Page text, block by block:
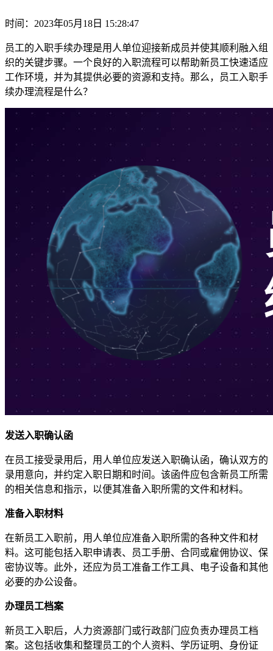
时间：2023年05月18日 15:28:47
员工的入职手续办理是用人单位迎接新成员并使其顺利融入组
织的关键步骤。一个良好的入职流程可以帮助新员工快速适应
工作环境，并为其提供必要的资源和支持。那么，员工入职手
续办理流程是什么？
发送入职确认函
在员工接受录用后，用人单位应发送入职确认函，确认双方的
录用意向，并约定入职日期和时间。该函件应包含新员工所需
的相关信息和指示，以便其准备入职所需的文件和材料。
准备入职材料
在新员工入职前，用人单位应准备入职所需的各种文件和材
料。这可能包括入职申请表、员工手册、合同或雇佣协议、保
密协议等。此外，还应为员工准备工作工具、电子设备和其他
必要的办公设备。
办理员工档案
新员工入职后，人力资源部门或行政部门应负责办理员工档
案。这包括收集和整理员工的个人资料、学历证明、身份证